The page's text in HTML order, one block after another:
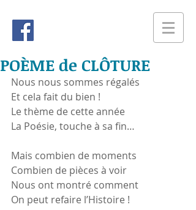
POÈME de CLÔTURE
Nous nous sommes régalés
Et cela fait du bien !
Le thème de cette année
La Poésie, touche à sa fin…
Mais combien de moments
Combien de pièces à voir
Nous ont montré comment
On peut refaire l’Histoire !